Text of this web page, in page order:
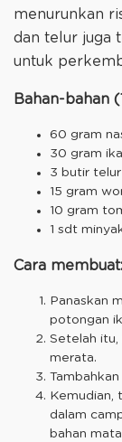
menurunkan
dan telur juga
untuk
Bahan-bahan
60 gram
30 gram
3 butir telur
15 gram
10 gram
1 sdt
Cara membuat:
Panaskan
potongan
Setelah itu,
merata.
Kemudian,
dalam
bahan